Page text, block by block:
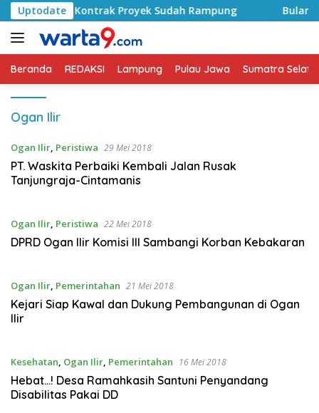
Langsung
ke
konten
Uptodate
Kontrak Proyek Sudah Rampung Bulan
Beranda REDAKSI Lampung Pulau Jawa Sumatra
Ogan Ilir
Ogan Ilir, Peristiwa 29 Mei 2018
PT. Waskita Perbaiki Kembali Jalan Rusak
Tanjungraja-Cintamanis
Ogan Ilir, Peristiwa 22 Mei 2018
DPRD Ogan Ilir Komisi III Sambangi Korban Kebakaran
Ogan Ilir, Pemerintahan 21 Mei 2018
Kejari Siap Kawal dan Dukung Pembangunan di Ogan
Ilir
Kesehatan, Ogan Ilir, Pemerintahan 16 Mei 2018
Hebat…! Desa Ramahkasih Santuni Penyandang
Disabilitas Pakai DD